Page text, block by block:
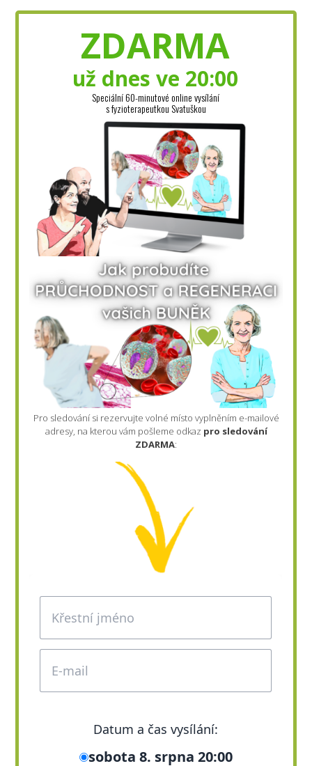
ZDARMA
už dnes ve 20:00
Speciální 60-minutové online vysílání
s fyzioterapeutkou Svatuškou
Pro sledování si rezervujte volné místo vyplněním e-mailové
adresy, na kterou vám pošleme odkaz pro sledování
ZDARMA: